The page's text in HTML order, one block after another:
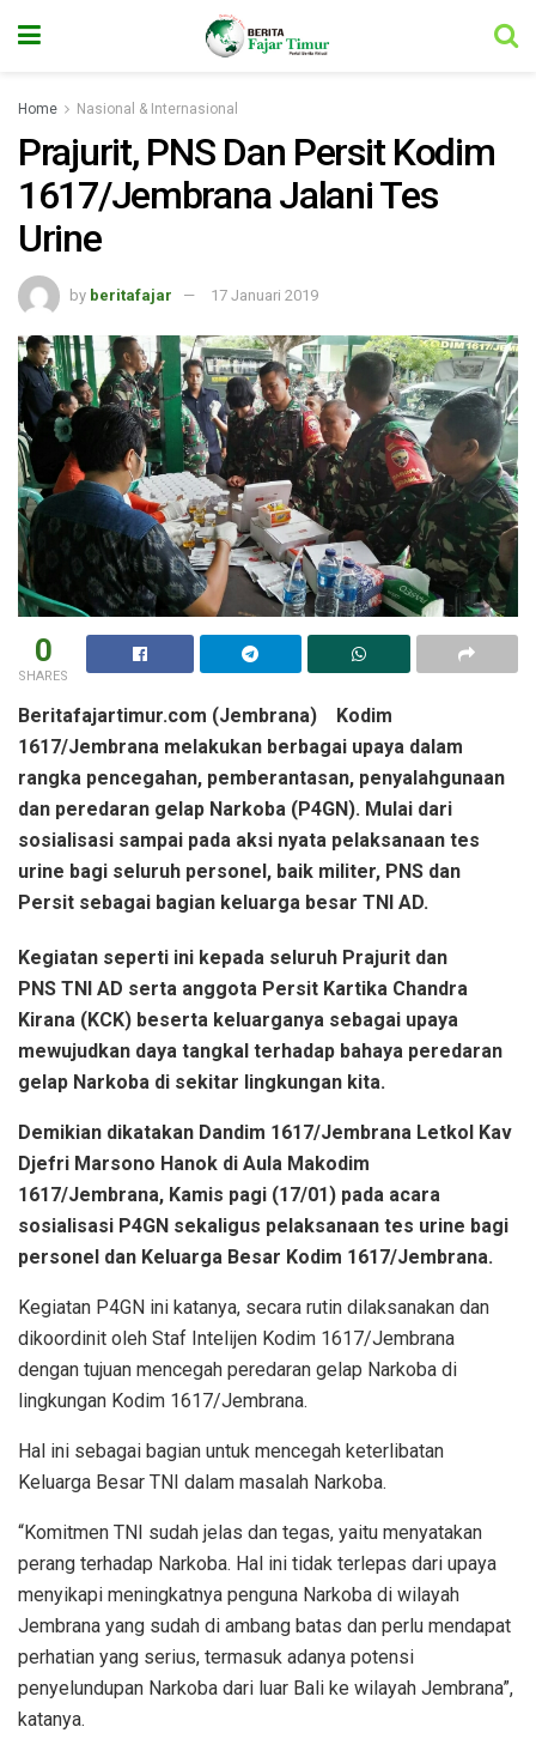
Home Nasional & Internasional
Prajurit, PNS Dan Persit Kodim
1617/Jembrana Jalani Tes
Urine
by beritafajar 17 Januari 2019
0
SHARES
Beritafajartimur.com (Jembrana) Kodim
1617/Jembrana melakukan berbagai upaya dalam
rangka pencegahan, pemberantasan, penyalahgunaan
dan peredaran gelap Narkoba (P4GN). Mulai dari
sosialisasi sampai pada aksi nyata pelaksanaan tes
urine bagi seluruh personel, baik militer, PNS dan
Persit sebagai bagian keluarga besar TNI AD.
Kegiatan seperti ini kepada seluruh Prajurit dan
PNS TNI AD serta anggota Persit Kartika Chandra
Kirana (KCK) beserta keluarganya sebagai upaya
mewujudkan daya tangkal terhadap bahaya peredaran
gelap Narkoba di sekitar lingkungan kita.
Demikian dikatakan Dandim 1617/Jembrana Letkol Kav
Djefri Marsono Hanok di Aula Makodim
1617/Jembrana, Kamis pagi (17/01) pada acara
sosialisasi P4GN sekaligus pelaksanaan tes urine bagi
personel dan Keluarga Besar Kodim 1617/Jembrana.
Kegiatan P4GN ini katanya, secara rutin dilaksanakan dan
dikoordinit oleh Staf Intelijen Kodim 1617/Jembrana
dengan tujuan mencegah peredaran gelap Narkoba di
lingkungan Kodim 1617/Jembrana.
Hal ini sebagai bagian untuk mencegah keterlibatan
Keluarga Besar TNI dalam masalah Narkoba.
“Komitmen TNI sudah jelas dan tegas, yaitu menyatakan
perang terhadap Narkoba. Hal ini tidak terlepas dari upaya
menyikapi meningkatnya penguna Narkoba di wilayah
Jembrana yang sudah di ambang batas dan perlu mendapat
perhatian yang serius, termasuk adanya potensi
penyelundupan Narkoba dari luar Bali ke wilayah Jembrana”,
katanya.